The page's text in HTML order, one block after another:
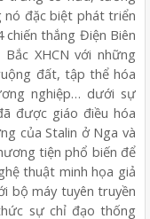
nó đặc biệt phát triển
thắng Điện Biên
XHCN với những
đất, tập thể hóa
nghiệp… dưới sự
được giáo điều hóa
của Stalin ở Nga và
tiện phổ biến để
thuật minh họa giả
bộ máy tuyên truyền
sự chỉ đạo thống